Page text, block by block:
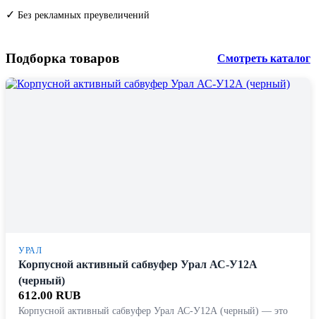
✓ Без рекламных преувеличений
Подборка товаров Смотреть каталог
УРАЛ
Корпусной активный сабвуфер Урал АС-У12А
(черный)
612.00 RUB
Корпусной активный сабвуфер Урал АС-У12А (черный) — это